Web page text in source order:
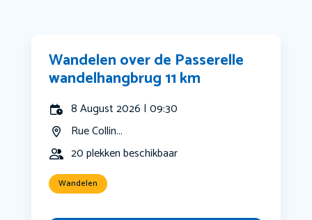
Wandelen over de Passerelle
wandelhangbrug 11 km
8 August 2026 | 09:30
Rue Collin...
20 plekken beschikbaar
Wandelen